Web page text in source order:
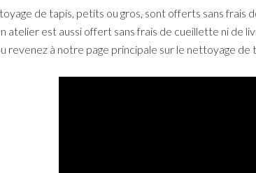
de tapis, petits ou gros, sont offerts sans
atelier est aussi offert sans frais de cueillette ni de
revenez à notre page principale sur le nettoyage de